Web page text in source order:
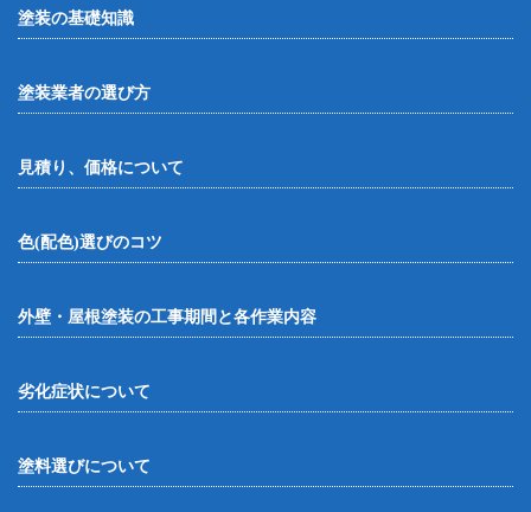
塗装の基礎知識
塗装業者の選び方
見積り、価格について
色(配色)選びのコツ
外壁・屋根塗装の工事期間と各作業内容
劣化症状について
塗料選びについて